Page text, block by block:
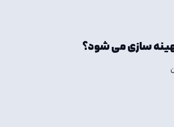
سازی می شود؟